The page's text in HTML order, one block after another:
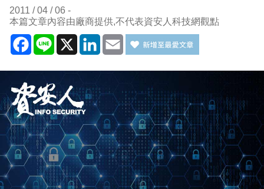
2011 / 04 / 06
本篇文章內容由廠商提供,不代表資安人科技網觀點
Facebook
Line X LinkedIn
Email